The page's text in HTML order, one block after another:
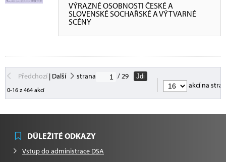
VÝRAZNÉ OSOBNOSTI ČESKÉ A
SLOVENSKÉ SOCHAŘSKÉ A VÝTVARNÉ
SCÉNY
Předchozí| Další strana / 29
Jdi
0-16 z 464 akcí
akcí na
DŮLEŽITÉ ODKAZY
Vstup do administrace DSA